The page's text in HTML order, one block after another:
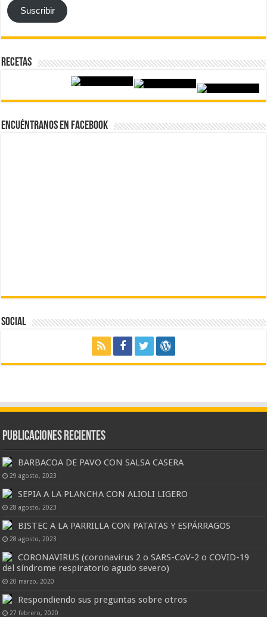
Suscribir
Recetas
Encuéntranos en Facebook
Social
Publicaciones Recientes
BARBACOA DE PAVO CON SALSA CASERA
29 agosto, 2023
SEPIA A LA PLANCHA CON ALIOLI LIGERO
28 agosto, 2023
BISTEC A LA PARRILLA CON PATATAS Y ESPÁRRAGOS
28 agosto, 2023
CORONAVIRUS (coronavirus 2 o SARS-CoV-2 o COVID-19
del síndrome respiratorio agudo severo)
20 marzo, 2020
Respondiendo sus preguntas sobre otros
27 febrero, 2020